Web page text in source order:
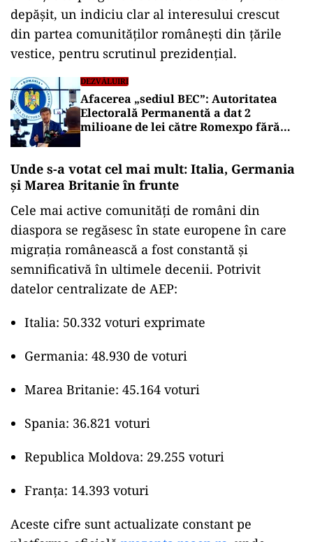
depășit, un indiciu clar al interesului crescut
din partea comunităților românești din țările
vestice, pentru scrutinul prezidențial.
DEZVĂLUIRI
Afacerea „sediul BEC”: Autoritatea
Electorală Permanentă a dat 2
milioane de lei către Romexpo fără
Unde s-a votat cel mai mult: Italia, Germania
și Marea Britanie în frunte
Cele mai active comunități de români din
diaspora se regăsesc în state europene în care
migrația românească a fost constantă și
semnificativă în ultimele decenii. Potrivit
datelor centralizate de AEP:
Italia: 50.332 voturi exprimate
Germania: 48.930 de voturi
Marea Britanie: 45.164 voturi
Spania: 36.821 voturi
Republica Moldova: 29.255 voturi
Franța: 14.393 voturi
Aceste cifre sunt actualizate constant pe